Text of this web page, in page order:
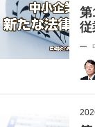
第
従